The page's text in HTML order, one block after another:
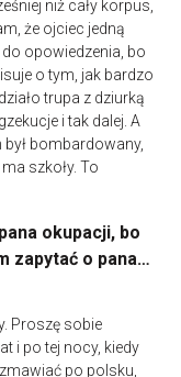
niż cały korpus,
że ojciec jedną
do opowiedzenia, bo
o tym, jak bardzo
trupa z dziurką
i tak dalej. A
bombardowany,
szkoły. To
okupacji, bo
zapytać o pana…
Proszę sobie
i po tej nocy, kiedy
po polsku,